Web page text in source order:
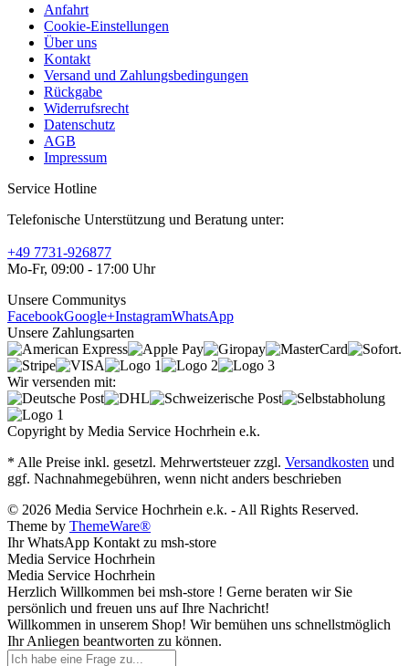
Anfahrt
Cookie-Einstellungen
Über uns
Kontakt
Versand und Zahlungsbedingungen
Rückgabe
Widerrufsrecht
Datenschutz
AGB
Impressum
Service Hotline
Telefonische Unterstützung und Beratung unter:
+49 7731-926877
Mo-Fr, 09:00 - 17:00 Uhr
Unsere Communitys
FacebookGoogle+InstagramWhatsApp
Unsere Zahlungsarten
Wir versenden mit:
Copyright by Media Service Hochrhein e.k.
* Alle Preise inkl. gesetzl. Mehrwertsteuer zzgl. Versandkosten und
ggf. Nachnahmegebühren, wenn nicht anders beschrieben
© 2026 Media Service Hochrhein e.k. - All Rights Reserved.
Theme by ThemeWare®
Ihr WhatsApp Kontakt zu msh-store
Media Service Hochrhein
Media Service Hochrhein
Herzlich Willkommen bei msh-store ! Gerne beraten wir Sie
persönlich und freuen uns auf Ihre Nachricht!
Willkommen in unserem Shop! Wir bemühen uns schnellstmöglich
Ihr Anliegen beantworten zu können.